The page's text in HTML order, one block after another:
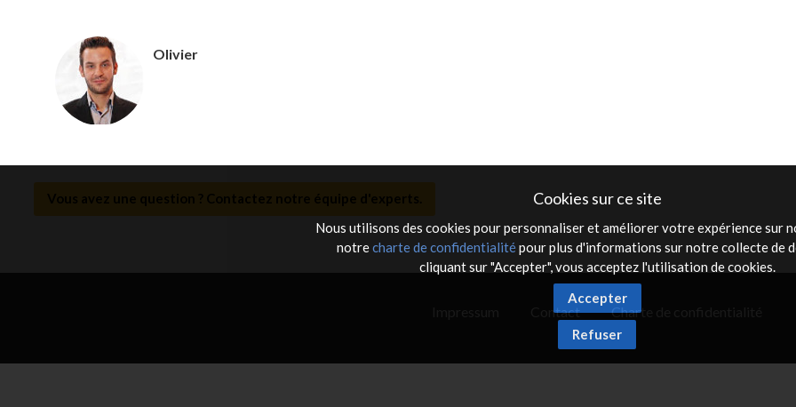
Olivier
Vous avez une question ? Contactez notre équipe d'experts. Cookies sur ce site
Nous utilisons des cookies pour personnaliser et améliorer votre expérience sur
notrecharte de confidentialitépour plus d'informations sur notre collecte de
cliquant sur "Accepter", vous acceptez l'utilisation de cookies.
Accepter
Refuser
Contact Charte de confidentialité